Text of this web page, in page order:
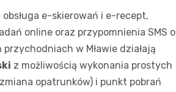
e-skierowań i e-recept,
online oraz przypomnienia SMS o
w Mławie działają
z możliwością wykonania prostych
opatrunków) i punkt pobrań